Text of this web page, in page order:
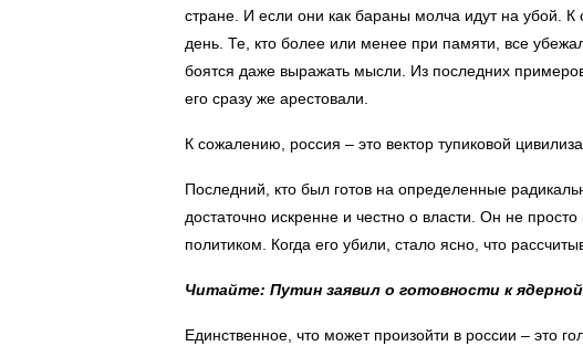
стране. И если они как бараны молча идут на убой.
день. Те, кто более или менее при памяти, все
боятся даже выражать мысли. Из последних
его сразу же арестовали.
К сожалению, россия – это вектор тупиковой
Последний, кто был готов на определенные
достаточно искренне и честно о власти. Он не
политиком. Когда его убили, стало ясно, что
Читайте: Путин заявил о готовности к ядерной
Единственное, что может произойти в россии – это